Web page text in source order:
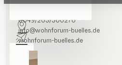
0049/203/300270
info@wohnforum-buelles.de
wohnforum-buelles.de